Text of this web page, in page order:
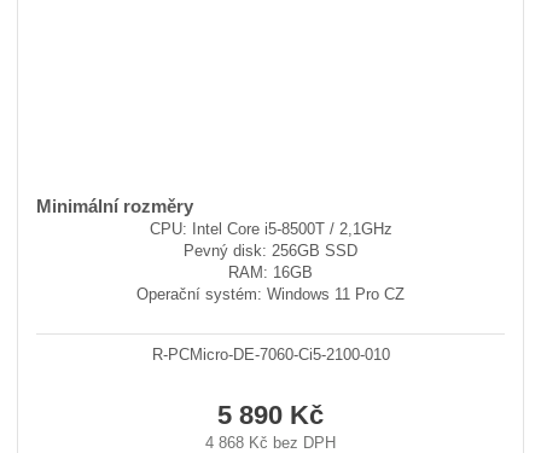
Minimální rozměry
CPU: Intel Core i5-8500T / 2,1GHz
Pevný disk: 256GB SSD
RAM: 16GB
Operační systém: Windows 11 Pro CZ
R-PCMicro-DE-7060-Ci5-2100-010
5 890 Kč
4 868 Kč bez DPH